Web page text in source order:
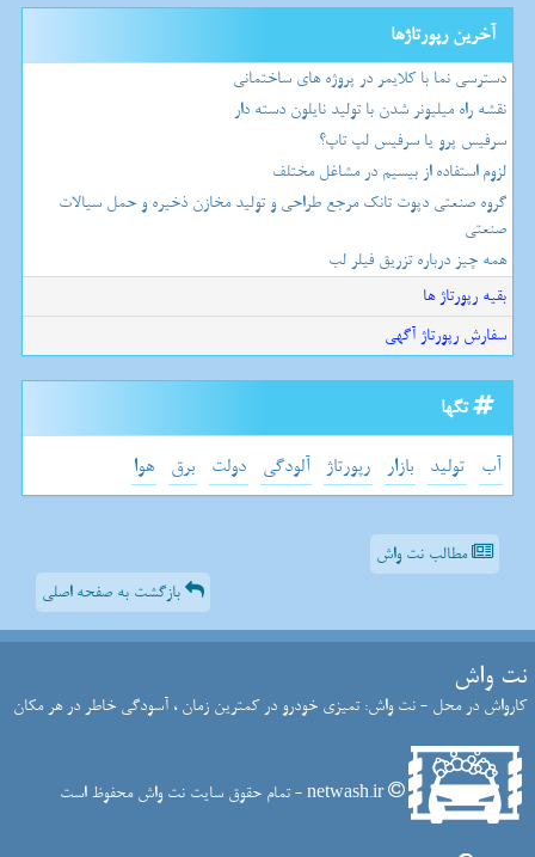
آخرین رپورتاژها
دسترسی نما با کلایمر در پروژه های ساختمانی
نقشه راه میلیونر شدن با تولید نایلون دسته دار
سرفیس پرو یا سرفیس لپ تاپ؟
لزوم استفاده از بیسیم در مشاغل مختلف
گروه صنعتی دپوت تانک مرجع طراحی و تولید مخازن ذخیره و حمل سیالات
صنعتی
همه چیز درباره تزریق فیلر لب
بقیه رپورتاژ ها
سفارش رپورتاژ آگهی
تگها
آب تولید بازار رپورتاژ آلودگی دولت برق هوا
مطالب نت واش
بازگشت به صفحه اصلی
نت واش
کارواش در محل - نت واش: تمیزی خودرو در کمترین زمان ، آسودگی خاطر در هر مکان
netwash.ir - تمام حقوق سایت نت واش محفوظ است